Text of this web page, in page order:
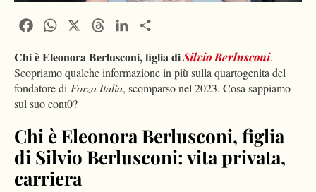
FacebookWhatsApp ThreadsLinkedIn
Chi è Eleonora Berlusconi, figlia diSilvio Berlusconi.
Scopriamo qualche informazione in più sulla quartogenita del
fondatore di Forza Italia, scomparso nel 2023. Cosa sappiamo
sul suo cont0?
Chi è Eleonora Berlusconi, figlia
di Silvio Berlusconi: vita privata,
carriera